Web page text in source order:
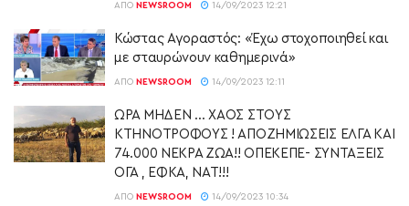
ΑΠΌ NEWSROOM 14/09/2023 12:21
Κώστας Αγοραστός: «Έχω στοχοποιηθεί και
με σταυρώνουν καθημερινά»
ΑΠΌ NEWSROOM 14/09/2023 12:11
ΩΡΑ ΜΗΔΕΝ … ΧΑΟΣ ΣΤΟΥΣ
ΚΤΗΝΟΤΡΟΦΟΥΣ ! ΑΠΟΖΗΜΙΩΣΕΙΣ ΕΛΓΑ ΚΑΙ
74.000 ΝΕΚΡΑ ΖΩΑ!! ΟΠΕΚΕΠΕ- ΣΥΝΤΑΞΕΙΣ
ΟΓΑ , ΕΦΚΑ, ΝΑΤ!!!
ΑΠΌ NEWSROOM 14/09/2023 10:34